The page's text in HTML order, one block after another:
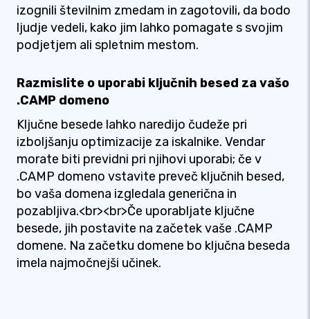
izognili številnim zmedam in zagotovili, da bodo
ljudje vedeli, kako jim lahko pomagate s svojim
podjetjem ali spletnim mestom.
Razmislite o uporabi ključnih besed za vašo
.CAMP domeno
Ključne besede lahko naredijo čudeže pri
izboljšanju optimizacije za iskalnike. Vendar
morate biti previdni pri njihovi uporabi; če v
.CAMP domeno vstavite preveč ključnih besed,
bo vaša domena izgledala generična in
pozabljiva.<br><br>Če uporabljate ključne
besede, jih postavite na začetek vaše .CAMP
domene. Na začetku domene bo ključna beseda
imela najmočnejši učinek.